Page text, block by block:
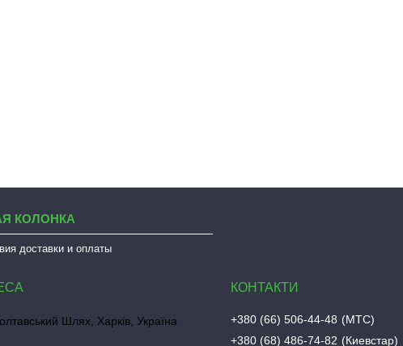
КОЛОНКА
доставки и оплаты
Шлях, Харків, Україна +380 (66) 506-44-48
МТС
+380 (68) 486-74-82
Киевстар